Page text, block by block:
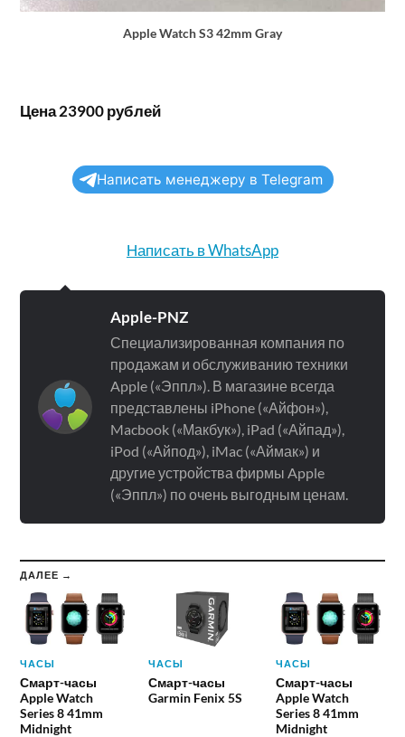
Apple Watch S3 42mm Gray
Цена 23900 рублей
Написать менеджеру в Telegram
Написать в WhatsApp
Apple-PNZ
Специализированная компания по
продажам и обслуживанию техники
Apple («Эппл»). В магазине всегда
представлены iPhone («Айфон»),
Macbook («Макбук»), iPad («Айпад»),
iPod («Айпод»), iMac («Аймак») и
другие устройства фирмы Apple
(«Эппл») по очень выгодным ценам.
ДАЛЕЕ →
ЧАСЫ
Смарт-часы
Apple Watch
Series 8 41mm
Midnight
ЧАСЫ
Смарт-часы
Garmin Fenix 5S
ЧАСЫ
Смарт-часы
Apple Watch
Series 8 41mm
Midnight